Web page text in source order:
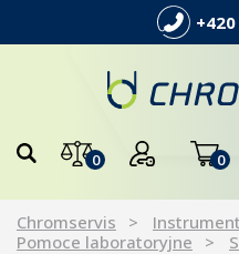
0 0
Chromservis
Pomoce laboratoryjne